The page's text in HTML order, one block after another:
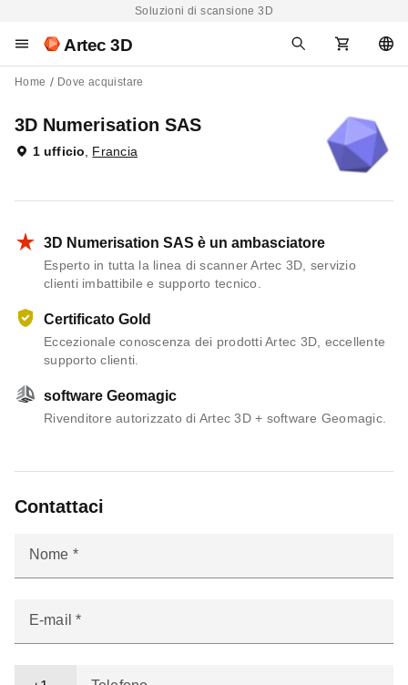
Soluzioni di scansione 3D
Artec 3D
Home Dove acquistare
3D Numerisation SAS
1 ufficio Francia
3D Numerisation SAS è un ambasciatore
Esperto in tutta la linea di scanner Artec 3D, servizio
clienti imbattibile e supporto tecnico.
Certificato Gold
Eccezionale conoscenza dei prodotti Artec 3D, eccellente
supporto clienti.
software Geomagic
Rivenditore autorizzato di Artec 3D + software Geomagic.
Contattaci
Nome
E-mail